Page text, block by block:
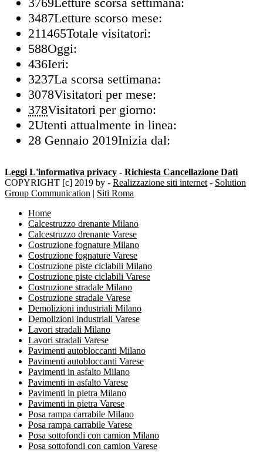
3487Letture scorso mese:
211465Totale visitatori:
588Oggi:
436Ieri:
3237La scorsa settimana:
3078Visitatori per mese:
378Visitatori per giorno:
2Utenti attualmente in linea:
28 Gennaio 2019Inizia dal:
Leggi L'informativa privacy - Richiesta Cancellazione Dati
COPYRIGHT [c] 2019 by - Realizzazione siti internet - Solution
Group Communication | Siti Roma
Home
Calcestruzzo drenante Milano
Calcestruzzo drenante Varese
Costruzione fognature Milano
Costruzione fognature Varese
Costruzione piste ciclabili Milano
Costruzione piste ciclabili Varese
Costruzione stradale Milano
Costruzione stradale Varese
Demolizioni industriali Milano
Demolizioni industriali Varese
Lavori stradali Milano
Lavori stradali Varese
Pavimenti autobloccanti Milano
Pavimenti autobloccanti Varese
Pavimenti in asfalto Milano
Pavimenti in asfalto Varese
Pavimenti in pietra Milano
Pavimenti in pietra Varese
Posa rampa carrabile Milano
Posa rampa carrabile Varese
Posa sottofondi con camion Milano
Posa sottofondi con camion Varese